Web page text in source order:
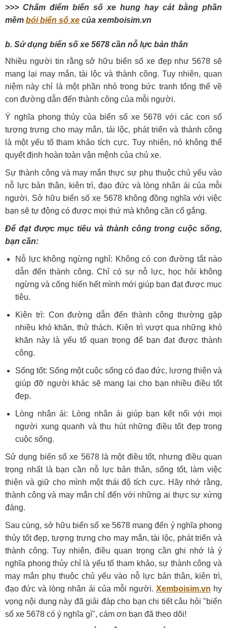
>>> Chấm điểm biển số xe hung hay cát bằng phần
mềm bói biển số xe của xemboisim.vn
b. Sử dụng biển số xe 5678 cần nỗ lực bản thân
Nhiều người tin rằng sở hữu biển số xe đẹp như 5678 sẽ
mang lại may mắn, tài lộc và thành công. Tuy nhiên, quan
niệm này chỉ là một phần nhỏ trong bức tranh tổng thể về
con đường dẫn đến thành công của mỗi người.
Ý nghĩa phong thủy của biển số xe 5678 với các con số
tượng trưng cho may mắn, tài lộc, phát triển và thành công
là một yếu tố tham khảo tích cực. Tuy nhiên, nó không thể
quyết định hoàn toàn vận mệnh của chủ xe.
Sự thành công và may mắn thực sự phụ thuộc chủ yếu vào
nỗ lực bản thân, kiên trì, đạo đức và lòng nhân ái của mỗi
người. Sở hữu biển số xe 5678 không đồng nghĩa với việc
bạn sẽ tự động có được mọi thứ mà không cần cố gắng.
Để đạt được mục tiêu và thành công trong cuộc sống,
bạn cần:
Nỗ lực không ngừng nghỉ: Không có con đường tắt nào
dẫn đến thành công. Chỉ có sự nỗ lực, học hỏi không
ngừng và cống hiến hết mình mới giúp bạn đạt được mục
tiêu.
Kiên trì: Con đường dẫn đến thành công thường gặp
nhiều khó khăn, thử thách. Kiên trì vượt qua những khó
khăn này là yếu tố quan trọng để bạn đạt được thành
công.
Sống tốt: Sống một cuộc sống có đạo đức, lương thiện và
giúp đỡ người khác sẽ mang lại cho bạn nhiều điều tốt
đẹp.
Lòng nhân ái: Lòng nhân ái giúp bạn kết nối với mọi
người xung quanh và thu hút những điều tốt đẹp trong
cuộc sống.
Sử dụng biển số xe 5678 là một điều tốt, nhưng điều quan
trọng nhất là bạn cần nỗ lực bản thân, sống tốt, làm việc
thiện và giữ cho mình một thái độ tích cực. Hãy nhớ rằng,
thành công và may mắn chỉ đến với những ai thực sự xứng
đáng.
Sau cùng, sở hữu biển số xe 5678 mang đến ý nghĩa phong
thủy tốt đẹp, tượng trưng cho may mắn, tài lộc, phát triển và
thành công. Tuy nhiên, điều quan trọng cần ghi nhớ là ý
nghĩa phong thủy chỉ là yếu tố tham khảo, sự thành công và
may mắn phụ thuộc chủ yếu vào nỗ lực bản thân, kiên trì,
đạo đức và lòng nhân ái của mỗi người. Xemboisim.vn hy
vọng nội dung này đã giải đáp cho bạn chi tiết câu hỏi "biển
số xe 5678 có ý nghĩa gì", cám ơn bạn đã theo dõi!